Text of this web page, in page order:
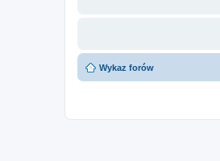
Wykaz forów